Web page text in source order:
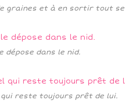
graines et à en sortir tout
dépose dans le nid.
qui reste toujours prêt de lui.